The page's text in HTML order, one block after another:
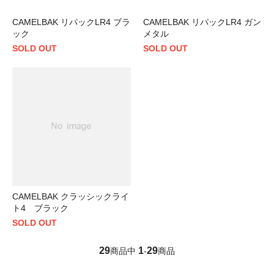
CAMELBAK リパックLR4 ブラ
ック
SOLD OUT
CAMELBAK リパックLR4 ガン
メタル
SOLD OUT
CAMELBAK クラッシックライ
ト4 ブラック
SOLD OUT
29商品中 1-29商品